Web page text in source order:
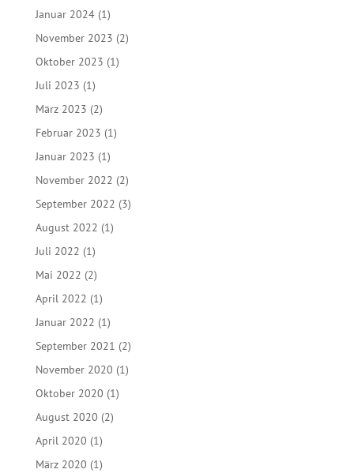
Januar 2024(1)
November 2023 (2)
Oktober 2023 (1)
Juli 2023 (1)
März 2023 (2)
Februar 2023 (1)
Januar 2023 (1)
November 2022 (2)
September 2022 (3)
August 2022 (1)
Juli 2022 (1)
Mai 2022 (2)
April 2022 (1)
Januar 2022 (1)
September 2021 (2)
November 2020 (1)
Oktober 2020 (1)
August 2020 (2)
April 2020 (1)
März 2020 (1)